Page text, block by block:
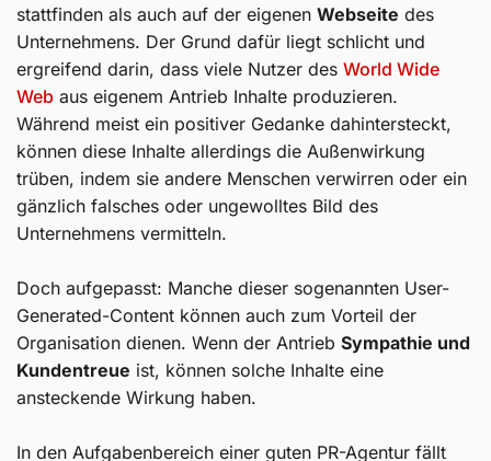
stattfinden als auch auf der eigenen Webseite des
Unternehmens. Der Grund dafür liegt schlicht und
ergreifend darin, dass viele Nutzer des World Wide
Web aus eigenem Antrieb Inhalte produzieren.
Während meist ein positiver Gedanke dahintersteckt,
können diese Inhalte allerdings die Außenwirkung
trüben, indem sie andere Menschen verwirren oder ein
gänzlich falsches oder ungewolltes Bild des
Unternehmens vermitteln.
Doch aufgepasst: Manche dieser sogenannten User-
Generated-Content können auch zum Vorteil der
Organisation dienen. Wenn der Antrieb Sympathie und
Kundentreue ist, können solche Inhalte eine
ansteckende Wirkung haben.
In den Aufgabenbereich einer guten PR-Agentur fällt